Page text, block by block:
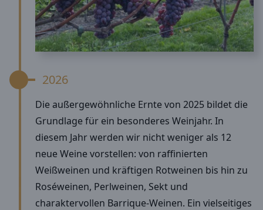
2026
Die außergewöhnliche Ernte von 2025 bildet die
Grundlage für ein besonderes Weinjahr. In
diesem Jahr werden wir nicht weniger als 12
neue Weine vorstellen: von raffinierten
Weißweinen und kräftigen Rotweinen bis hin zu
Roséweinen, Perlweinen, Sekt und
charaktervollen Barrique-Weinen. Ein vielseitiges